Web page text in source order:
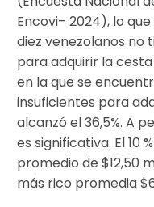
Encovi– 2024), lo
diez venezolanos no
para adquirir la
en la que se
insuficientes para
alcanzó el 36,5%. A
es significativa. El 10
promedio de $12,50
más rico promedia